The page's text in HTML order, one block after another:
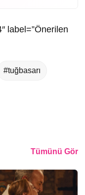
label=”Önerilen
#tuğbasarı
Tümünü Gör